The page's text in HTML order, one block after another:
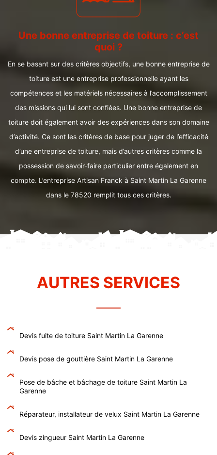
Une bonne entreprise de toiture : c’est
quoi ?
En se basant sur des critères objectifs, une bonne entreprise de
toiture est une entreprise professionnelle ayant les
compétences et les matériels nécessaires à l’accomplissement
des missions qui lui sont confiées. Une bonne entreprise de
toiture doit également avoir des expériences dans son domaine
d’activité. Ce sont les critères de base pour juger de l’efficacité
d’une entreprise de toiture, mais d’autres critères comme la
possession de savoir-faire particulier entre également en
compte. L’entreprise Artisan Franck à Saint Martin La Garenne
dans le 78520 remplit tous ces critères.
AUTRES SERVICES
Devis fuite de toiture Saint Martin La Garenne
Devis pose de gouttière Saint Martin La Garenne
Pose de bâche et bâchage de toiture Saint Martin La
Garenne
Réparateur, installateur de velux Saint Martin La Garenne
Devis zingueur Saint Martin La Garenne